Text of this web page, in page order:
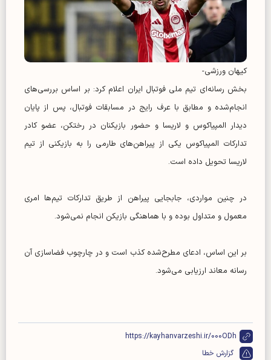
کیهان ورزشی-
بخش رسانه‌ای تیم ملی فوتبال ایران اعلام کرد: بر اساس بررسی‌های
انجام‌شده و مطابق با عرف رایج در مسابقات فوتبال، پس از پایان
دیدار المپیاکوس و لاریسا و حضور بازیکنان در رختکن، عضو کادر
تدارکات المپیاکوس یکی از پیراهن‌های طارمی را به بازیکنی از تیم
لاریسا تحویل داده است.
در چنین مواردی، جابجایی پیراهن از طریق تدارکات تیم‌ها امری
معمول و متداول بوده و با هماهنگی بازیکن انجام نمی‌شود.
بر این اساس، ادعای مطرح‌شده کذب است و در چارچوب فضاسازی آن
رسانه معاند ارزیابی می‌شود.
https://kayhanvarzeshi.ir/000ODh
گزارش خطا